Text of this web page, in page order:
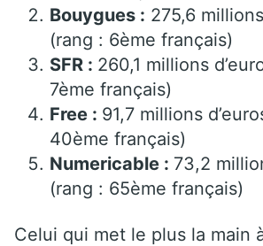
Bouygues : 275,6
(rang : 6ème français)
SFR : 260,1 millions
7ème français)
Free : 91,7 millions
40ème français)
Numericable : 73,2
(rang : 65ème français)
Celui qui met le plus la main